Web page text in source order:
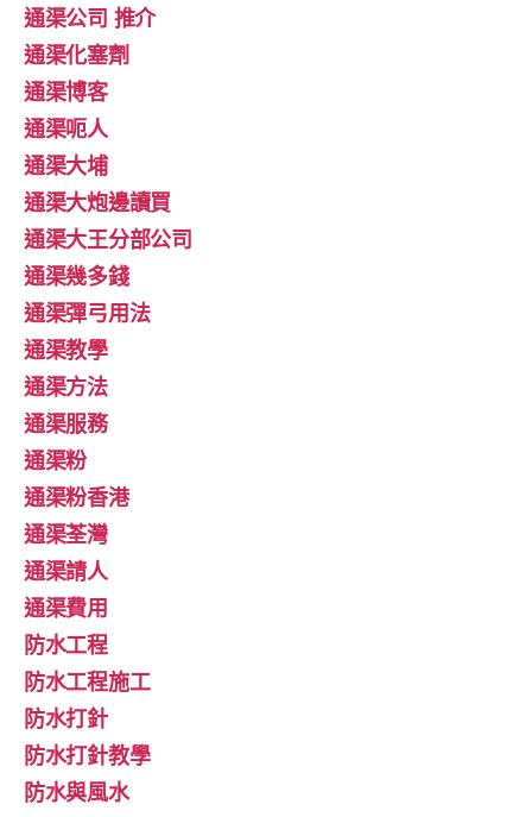
通渠公司 推介
通渠化塞劑
通渠博客
通渠呃人
通渠大埔
通渠大炮邊讀買
通渠大王分部公司
通渠幾多錢
通渠彈弓用法
通渠教學
通渠方法
通渠服務
通渠粉
通渠粉香港
通渠荃灣
通渠請人
通渠費用
防水工程
防水工程施工
防水打針
防水打針教學
防水與風水